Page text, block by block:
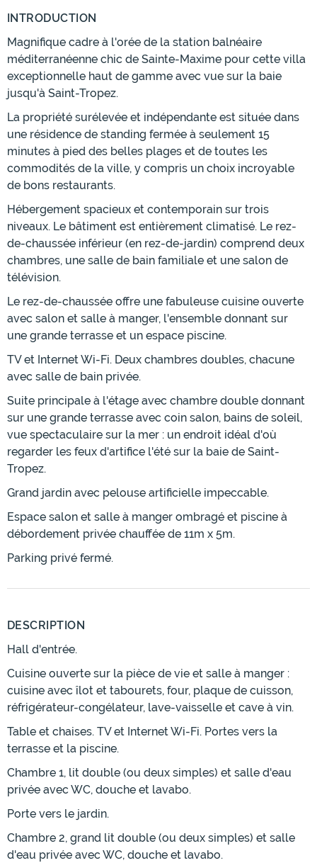
INTRODUCTION
Magnifique cadre à l'orée de la station balnéaire
méditerranéenne chic de Sainte-Maxime pour cette villa
exceptionnelle haut de gamme avec vue sur la baie
jusqu'à Saint-Tropez.
La propriété surélevée et indépendante est située dans
une résidence de standing fermée à seulement 15
minutes à pied des belles plages et de toutes les
commodités de la ville, y compris un choix incroyable
de bons restaurants.
Hébergement spacieux et contemporain sur trois
niveaux. Le bâtiment est entièrement climatisé. Le rez-
de-chaussée inférieur (en rez-de-jardin) comprend deux
chambres, une salle de bain familiale et une salon de
télévision.
Le rez-de-chaussée offre une fabuleuse cuisine ouverte
avec salon et salle à manger, l'ensemble donnant sur
une grande terrasse et un espace piscine.
TV et Internet Wi-Fi. Deux chambres doubles, chacune
avec salle de bain privée.
Suite principale à l'étage avec chambre double donnant
sur une grande terrasse avec coin salon, bains de soleil,
vue spectaculaire sur la mer : un endroit idéal d'où
regarder les feux d'artifice l'été sur la baie de Saint-
Tropez.
Grand jardin avec pelouse artificielle impeccable.
Espace salon et salle à manger ombragé et piscine à
débordement privée chauffée de 11m x 5m.
Parking privé fermé.
DESCRIPTION
Hall d'entrée.
Cuisine ouverte sur la pièce de vie et salle à manger :
cuisine avec îlot et tabourets, four, plaque de cuisson,
réfrigérateur-congélateur, lave-vaisselle et cave à vin.
Table et chaises. TV et Internet Wi-Fi. Portes vers la
terrasse et la piscine.
Chambre 1, lit double (ou deux simples) et salle d'eau
privée avec WC, douche et lavabo.
Porte vers le jardin.
Chambre 2, grand lit double (ou deux simples) et salle
d'eau privée avec WC, douche et lavabo.